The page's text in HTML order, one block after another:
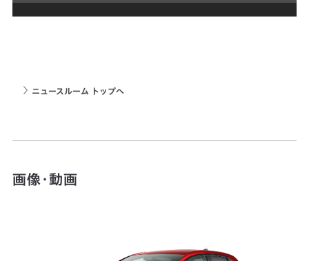
ニュースルーム トップへ
画像・動画